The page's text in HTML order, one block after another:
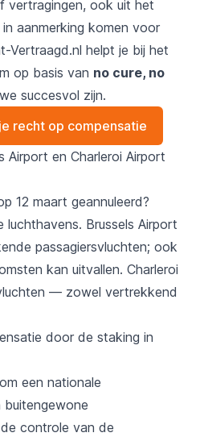
vertragingen, ook uit het
aanmerking komen voor
Vertraagd.nl helpt je bij het
op basis van no cure, no
succesvol zijn.
recht op compensatie
Airport en Charleroi Airport
12 maart geannuleerd?
luchthavens. Brussels Airport
passagiersvluchten; ook
kan uitvallen. Charleroi
— zowel vertrekkend
door de staking in
een nationale
controle van de